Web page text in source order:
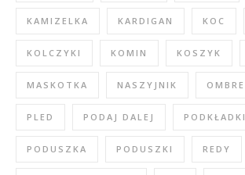
KAMIZELKA KARDIGAN KOC
KOLCZYKI KOMIN KOSZYK
MASKOTKA NASZYJNIK OMBRE
PLED PODAJ DALEJ PODKŁADKI
PODUSZKA PODUSZKI REDY